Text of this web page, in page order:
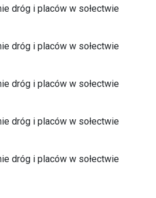
dróg i placów w sołectwie
dróg i placów w sołectwie
dróg i placów w sołectwie
dróg i placów w sołectwie
dróg i placów w sołectwie